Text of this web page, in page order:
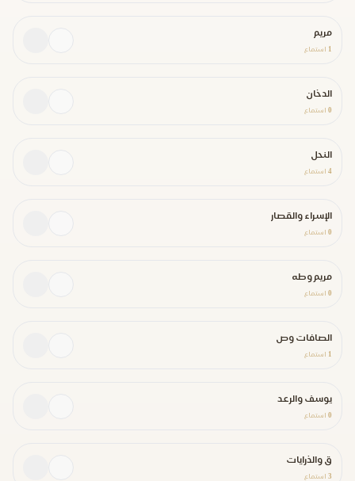
مريم
1 استماع
الدخان
0 استماع
النحل
4 استماع
الإسراء والقصار
0 استماع
مريم وطه
0 استماع
الصافات وص
1 استماع
يوسف والرعد
0 استماع
ق والذرايات
3 استماع